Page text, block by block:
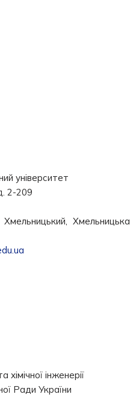
університет
2-209
Хмельницька
хімічної інженерії
Ради України